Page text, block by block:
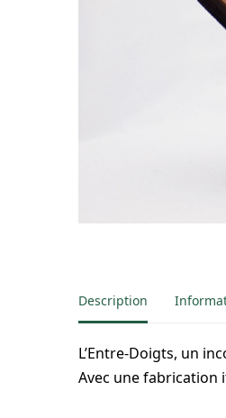
Description
L’Entre-Doigts, un
Avec une fabrication